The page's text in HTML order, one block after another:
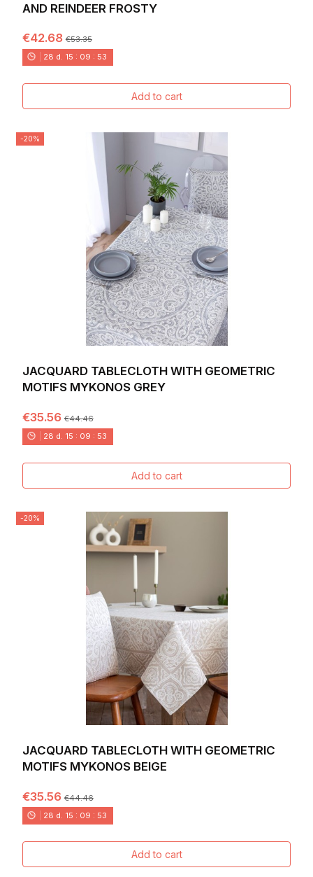
AND REINDEER FROSTY
€42.68€53.35
28 d. 15 : 09 : 52
Add to cart
-20%
JACQUARD TABLECLOTH WITH GEOMETRIC
MOTIFS MYKONOS GREY
€35.56€44.46
28 d. 15 : 09 : 52
Add to cart
-20%
JACQUARD TABLECLOTH WITH GEOMETRIC
MOTIFS MYKONOS BEIGE
€35.56€44.46
28 d. 15 : 09 : 52
Add to cart